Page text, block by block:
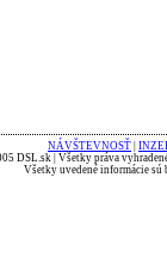
NÁVŠTEVNOSŤ
DSL.sk | Všetky práva
Všetky uvedené informácie sú